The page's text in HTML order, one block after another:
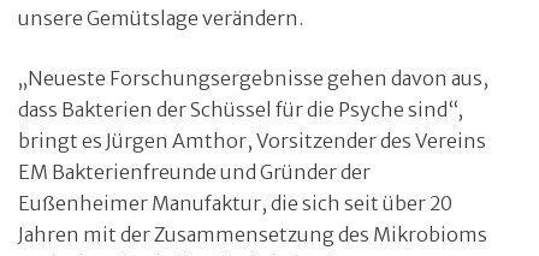
unsere Gemütslage verändern.
„Neueste Forschungsergebnisse gehen davon aus,
dass Bakterien der Schüssel für die Psyche sind“,
bringt es Jürgen Amthor, Vorsitzender des Vereins
EM Bakterienfreunde und Gründer der
Eußenheimer Manufaktur, die sich seit über 20
Jahren mit der Zusammensetzung des Mikrobioms